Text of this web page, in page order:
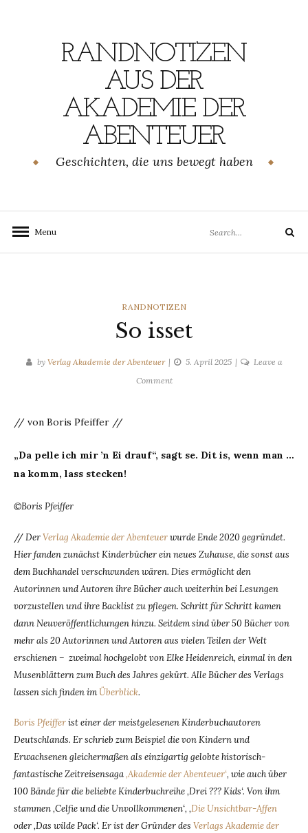
RANDNOTIZEN
AUS DER
AKADEMIE DER
ABENTEUER
Geschichten, die uns bewegt haben
Menu
for:
Search
CATEGORIES
RANDNOTIZEN
So isset
by Verlag Akademie der Abenteuer 5. April 2025
Leave a
Commenton
// von Boris Pfeiffer //
„Da pelle ich mir ’n Ei drauf“, sagt se. Dit is, wenn man …
na komm, lass stecken!
©Boris Pfeiffer
//DerVerlag Akademie der Abenteuerwurde Ende 2020 gegründet.
Hier fanden zunächst Kinderbücher ein neues Zuhause, die sonst aus
dem Buchhandel verschwunden wären. Dies ermöglicht den
Autorinnen und Autoren ihre Bücher auch weiterhin bei Lesungen
vorzustellen und ihre Backlist zu pflegen. Schritt für Schritt kamen
dann Neuveröffentlichungen hinzu. Seitdem sind über 50 Bücher von
mehr als 20 Autorinnen und Autoren aus vielen Teilen der Welt
erschienen – zweimal hochgelobt von Elke Heidenreich, einmal in den
Musenblättern zum Buch des Jahres gekürt. Alle Bücher des Verlags
lassen sich finden imÜberblick.
Boris Pfeifferist einer der meistgelesenen Kinderbuchautoren
Deutschlands. Er schrieb zum Beispiel die von Kindern und
Erwachsenen gleichermaßen als einzigartig gelobte historisch-
fantastische Zeitreisensaga‚Akademie der Abenteuer‘, wie auch über
100 Bände für die beliebte Kinderbuchreihe ‚Drei ??? Kids‘. Von ihm
stammen ‚Celfie und die Unvollkommenen‘, ‚Die Unsichtbar-Affen
oder ‚Das wilde Pack‘. Er ist der Gründer des Verlags Akademie der